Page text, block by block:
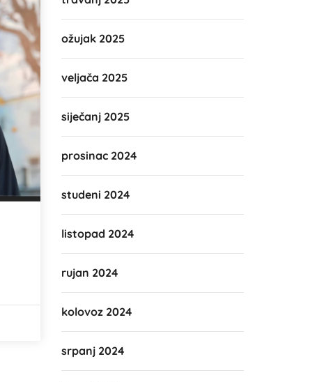
ožujak 2025
veljača 2025
siječanj 2025
prosinac 2024
studeni 2024
listopad 2024
rujan 2024
kolovoz 2024
srpanj 2024